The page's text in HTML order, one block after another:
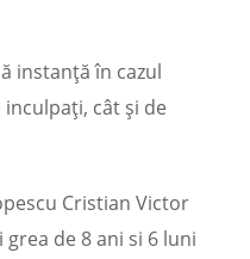
instanţă în cazul
cât şi de
Cristian Victor
de 8 ani si 6 luni